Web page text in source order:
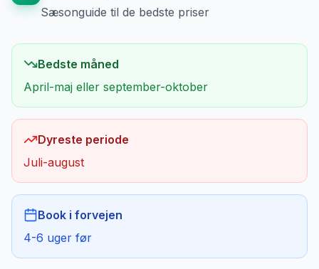
Sæsonguide til de bedste priser
Bedste måned
April-maj eller september-oktober
Dyreste periode
Juli-august
Book i forvejen
4-6 uger før